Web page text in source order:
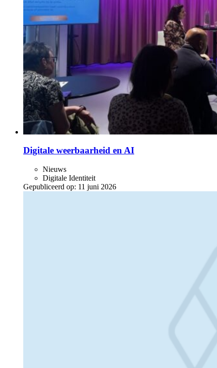
Digitale weerbaarheid en AI
Nieuws
Digitale Identiteit
Gepubliceerd op: 11 juni 2026